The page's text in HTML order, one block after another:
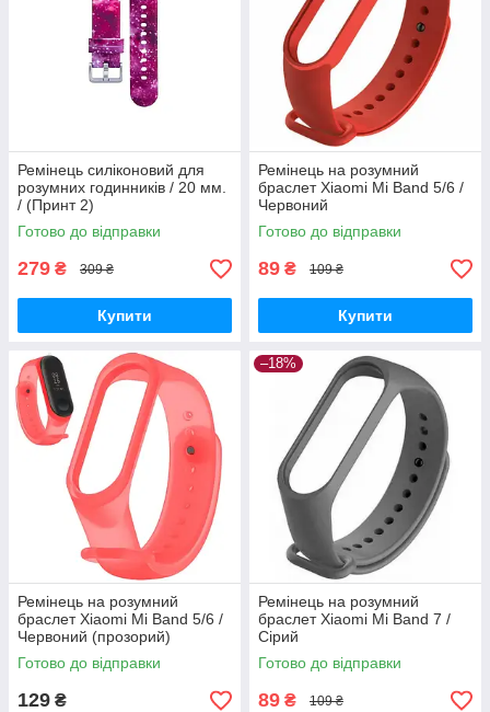
Ремінець силіконовий для
розумних годинників / 20 мм.
/ (Принт 2)
Готово до відправки
279 ₴ 309 ₴
Купити
Ремінець на розумний
браслет Xiaomi Mi Band 5/6 /
Червоний
Готово до відправки
89 ₴ 109 ₴
Купити
Ремінець на розумний
браслет Xiaomi Mi Band 5/6 /
Червоний (прозорий)
Готово до відправки
129 ₴
–18%
Ремінець на розумний
браслет Xiaomi Mi Band 7 /
Сірий
Готово до відправки
89 ₴ 109 ₴